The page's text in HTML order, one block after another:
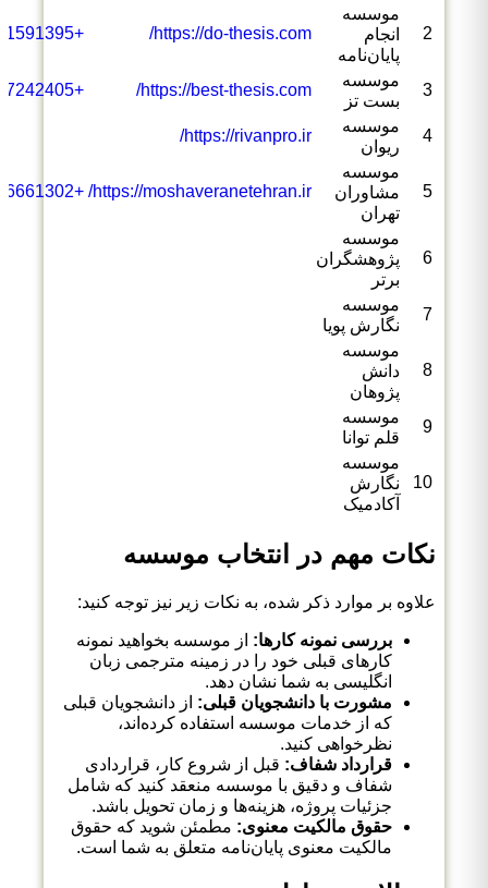
2
موسسه
انجام
پایان‌نامه
https://do-thesis.com/
+989351591395
3
موسسه
بست تز
https://best-thesis.com/
+982177242405
4
موسسه
ریوان
https://rivanpro.ir/
5
موسسه
مشاوران
تهران
https://moshaveranetehran.ir/
+989356661302
6
موسسه
پژوهشگران
برتر
7
موسسه
نگارش پویا
8
موسسه
دانش
پژوهان
9
موسسه
قلم توانا
10
موسسه
نگارش
آکادمیک
نکات مهم در انتخاب موسسه
علاوه بر موارد ذکر شده، به نکات زیر نیز توجه کنید:
بررسی نمونه کارها: از موسسه بخواهید نمونه
کارهای قبلی خود را در زمینه مترجمی زبان
انگلیسی به شما نشان دهد.
مشورت با دانشجویان قبلی: از دانشجویان قبلی
که از خدمات موسسه استفاده کرده‌اند،
نظرخواهی کنید.
قرارداد شفاف: قبل از شروع کار، قراردادی
شفاف و دقیق با موسسه منعقد کنید که شامل
جزئیات پروژه، هزینه‌ها و زمان تحویل باشد.
حقوق مالکیت معنوی: مطمئن شوید که حقوق
مالکیت معنوی پایان‌نامه متعلق به شما است.